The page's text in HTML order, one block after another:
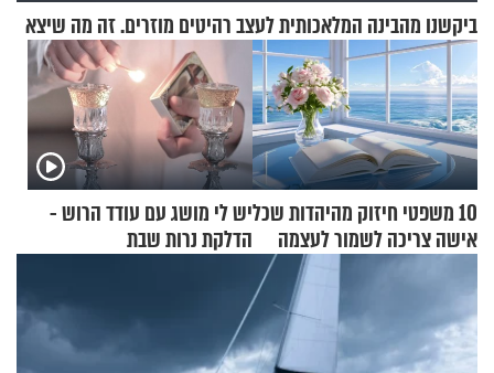
ביקשנו מהבינה המלאכותית לעצב רהיטים מוזרים. זה מה שיצא
10 משפטי חיזוק מהיהדות שכל
אישה צריכה לשמור לעצמה
יש לי מושג עם עודד הרוש -
הדלקת נרות שבת